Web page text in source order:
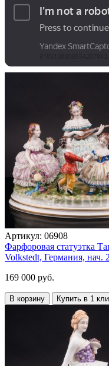
Артикул: 06908
Фарфоровая статуэтка
Volkstedt, Германия, нач.
169 000 руб.
В корзину Купить в 1